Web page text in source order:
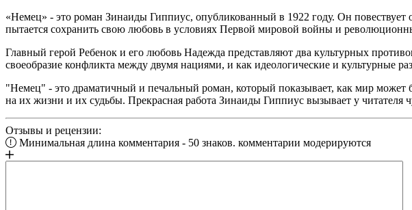
«Немец» - это роман Зинаиды Гиппиус, опубликованный в 1922 году. Он
пытается сохранить свою любовь в условиях Первой мировой войны и
Главный герой Ребенок и его любовь Надежда представляют два культурных
своеобразие конфликта между двумя нациями, и как идеологические и культурные
"Немец" - это драматичный и печальный роман, который показывает, как мир
на их жизни и их судьбы. Прекрасная работа Зинаиды Гиппиус вызывает у читателя
Отзывы и рецензии:
Минимальная длина комментария - 50 знаков. комментарии модерируются